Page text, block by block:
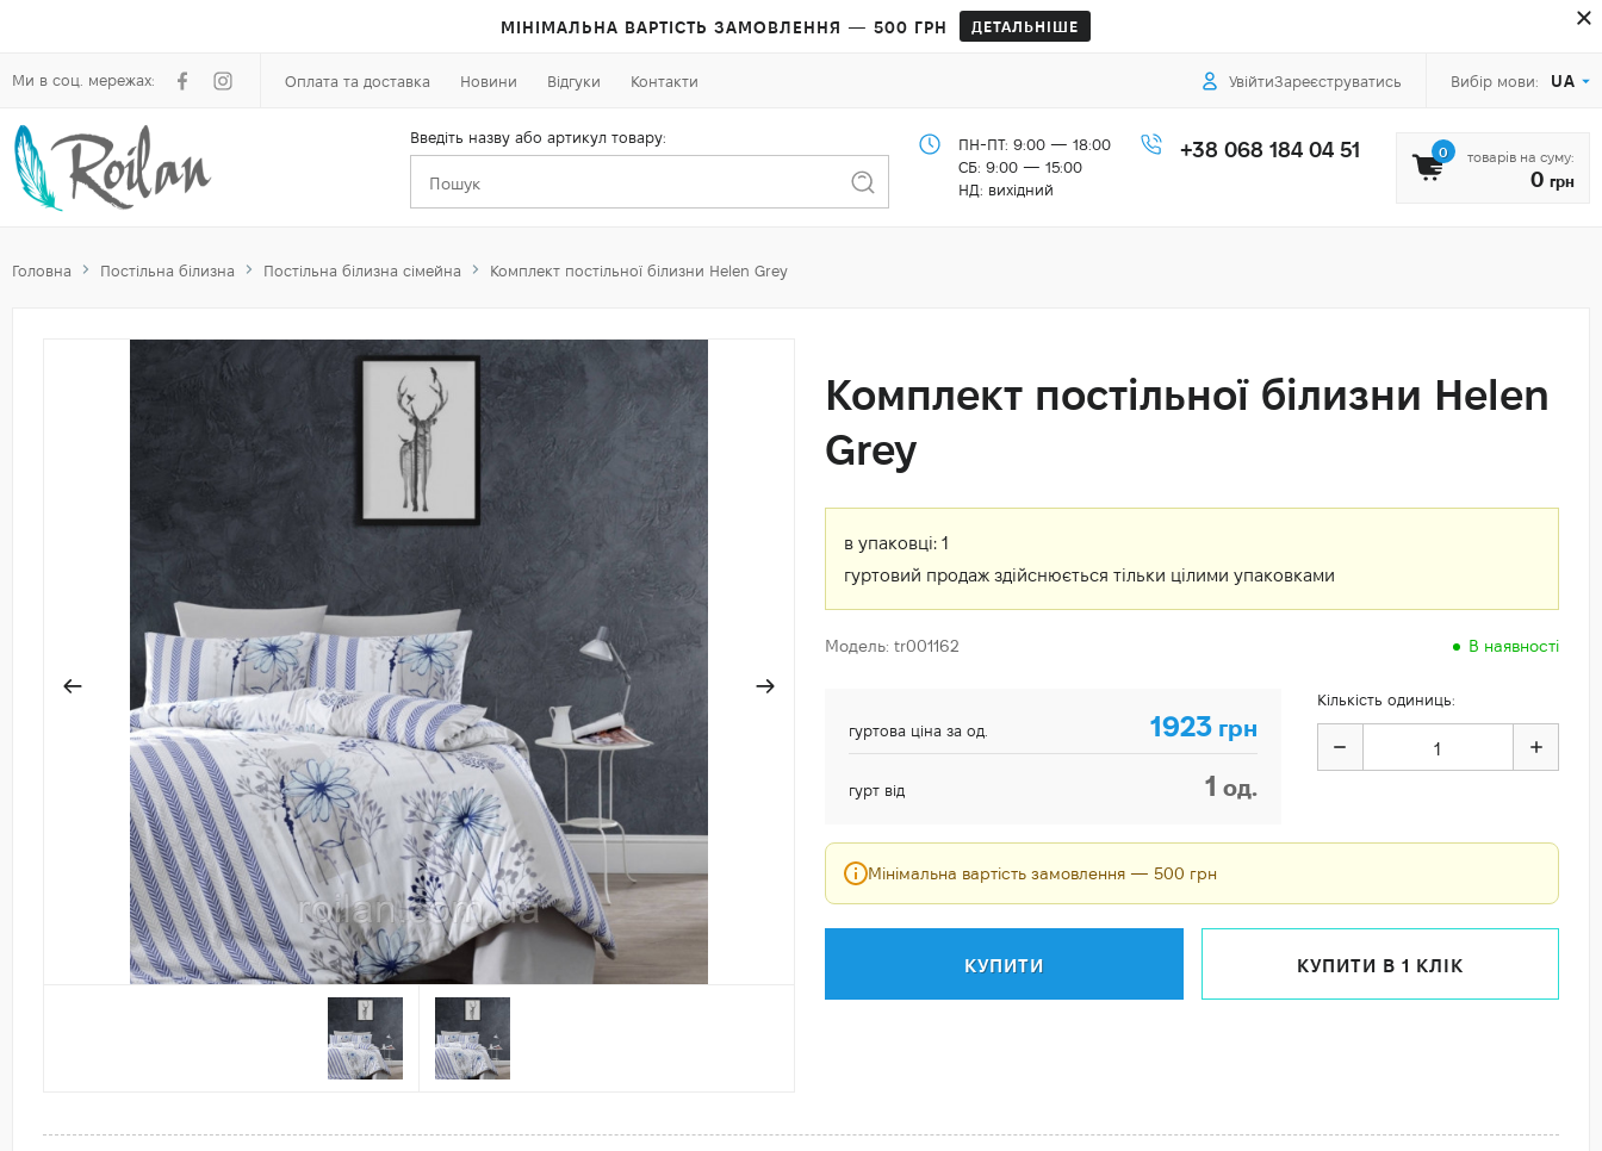
МІНІМАЛЬНА ВАРТІСТЬ ЗАМОВЛЕННЯ — 500 ГРН ДЕТАЛЬНІШЕ
Ми в соц. мережах: Оплата та доставка Новини Відгуки Контакти УвійтиЗареєструватись Вибір мови: UA
Введіть назву або артикул товару:
ПН-ПТ: 9:00 — 18:00
СБ: 9:00 — 15:00
НД: вихідний
+38 068 184 04 51 0 товарів на суму:
0 грн
Головна Постільна білизна Постільна білизна сімейна Комплект постільної білизни Helen Grey
Комплект постільної білизни Helen
Grey
в упаковці: 1
гуртовий продаж здійснюється тільки цілими упаковками
Модель: tr001162 В наявності
гуртова ціна за од. 1923 грн
гурт від 1 од.
Кількість одиниць:
Мінімальна вартість замовлення — 500 грн
КУПИТИ КУПИТИ В 1 КЛІК